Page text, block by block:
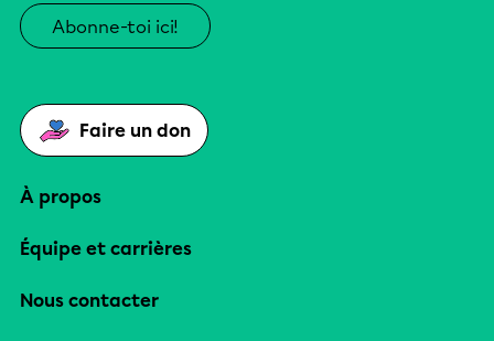
Abonne-toi ici!
Faire un don
À propos
Équipe et carrières
Nous contacter